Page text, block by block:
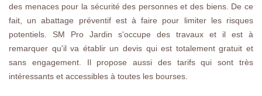
des menaces pour la sécurité des personnes et des biens. De ce
fait, un abattage préventif est à faire pour limiter les risques
potentiels. SM Pro Jardin s'occupe des travaux et il est à
remarquer qu'il va établir un devis qui est totalement gratuit et
sans engagement. Il propose aussi des tarifs qui sont très
intéressants et accessibles à toutes les bourses.